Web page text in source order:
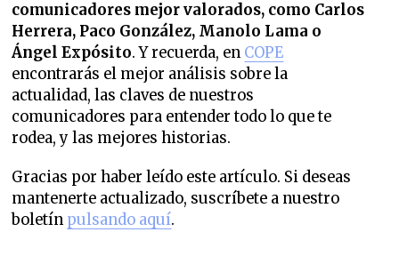
comunicadores mejor valorados, como Carlos
Herrera, Paco González, Manolo Lama o
Ángel Expósito. Y recuerda, en COPE
encontrarás el mejor análisis sobre la
actualidad, las claves de nuestros
comunicadores para entender todo lo que te
rodea, y las mejores historias.
Gracias por haber leído este artículo. Si deseas
mantenerte actualizado, suscríbete a nuestro
boletín pulsando aquí.